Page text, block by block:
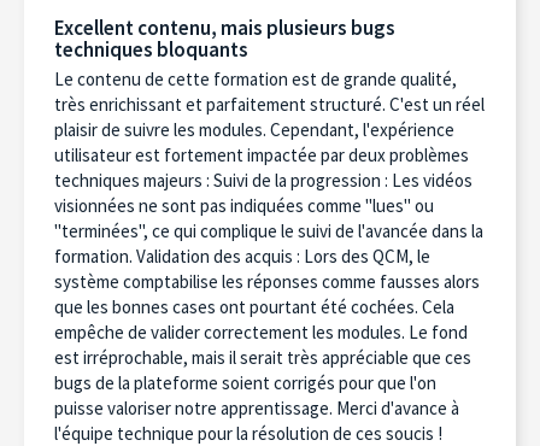
Excellent contenu, mais plusieurs bugs
techniques bloquants
Le contenu de cette formation est de grande qualité,
très enrichissant et parfaitement structuré. C'est un réel
plaisir de suivre les modules. Cependant, l'expérience
utilisateur est fortement impactée par deux problèmes
techniques majeurs : Suivi de la progression : Les vidéos
visionnées ne sont pas indiquées comme "lues" ou
"terminées", ce qui complique le suivi de l'avancée dans la
formation. Validation des acquis : Lors des QCM, le
système comptabilise les réponses comme fausses alors
que les bonnes cases ont pourtant été cochées. Cela
empêche de valider correctement les modules. Le fond
est irréprochable, mais il serait très appréciable que ces
bugs de la plateforme soient corrigés pour que l'on
puisse valoriser notre apprentissage. Merci d'avance à
l'équipe technique pour la résolution de ces soucis !